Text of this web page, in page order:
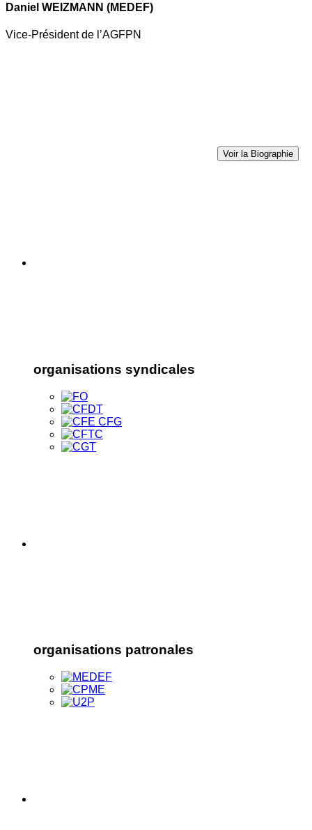
Daniel WEIZMANN (MEDEF)
Vice-Président de l’AGFPN
Voir la Biographie
organisations syndicales
organisations patronales